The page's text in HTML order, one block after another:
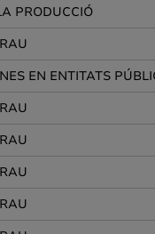
PRODUCCIÓ
EN ENTITATS